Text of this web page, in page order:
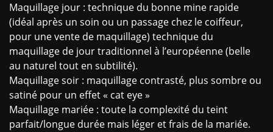
Maquillage jour : technique du bonne mine rapide
(idéal après un soin ou un passage chez le coiffeur,
pour une vente de maquillage) technique du
maquillage de jour traditionnel à l’européenne (belle
au naturel tout en subtilité).
Maquillage soir : maquillage contrasté, plus sombre ou
satiné pour un effet « cat eye »
Maquillage mariée : toute la complexité du teint
parfait/longue durée mais léger et frais de la mariée.